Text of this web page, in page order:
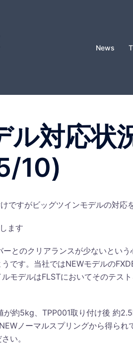
News
対応状
10)
ですがビッグツインモデルの対応
ます
とのクリアランスが少ないとい
です。当社ではNEWモデルの
モデルはFLSTにおいてそのテス
が約5kg、TPP001取り付け後 約
ノーマルスプリングから得ら
い。